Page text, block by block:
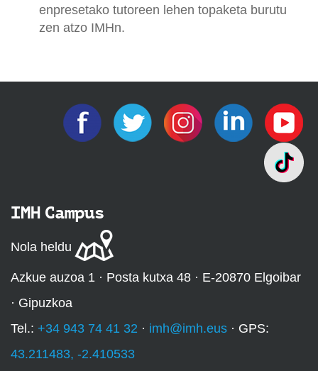
enpresetako tutoreen lehen topaketa burutu
zen atzo IMHn.
IMH Campus
Nola heldu
Azkue auzoa 1 · Posta kutxa 48 · E-20870 Elgoibar
· Gipuzkoa
Tel.: +34 943 74 41 32 · imh@imh.eus · GPS:
43.211483, -2.410533